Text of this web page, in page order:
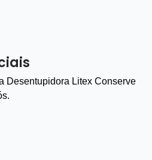
Desentupidora Litex Conserve